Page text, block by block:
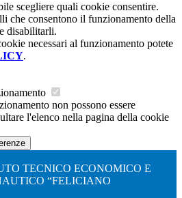
scegliere quali cookie consentire.
che consentono il funzionamento della
disabilitarli.
necessari al funzionamento potete
.
non possono essere
l'elenco nella pagina della cookie
TECNICO ECONOMICO E
“FELICIANO